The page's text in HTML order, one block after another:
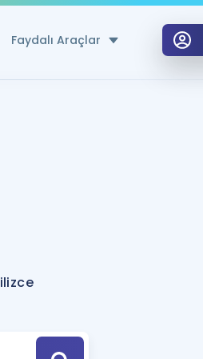
Faydalı Araçlar
Hesaplama Aracı
için Öneriler
Tek Takvimde